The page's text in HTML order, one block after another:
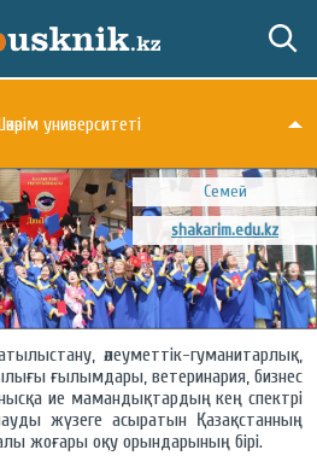
университеті
Семей
shakarim.edu.kz
әлеуметтік-гуманитарлық,
ғылымдары, ветеринария, бизнес
ие мамандықтардың кең спектрі
жүзеге асыратын Қазақстанның
жоғары оқу орындарының бірі.